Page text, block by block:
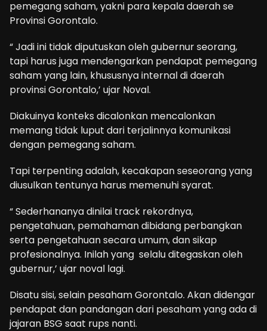
pemegang saham, yakni para kepala daerah se
Provinsi Gorontalo.
“ Jadi ini tidak diputuskan oleh gubernur seorang,
tapi harus juga mendengarkan pendapat pemegang
saham yang lain, khususnya internal di daerah
provinsi Gorontalo,’ ujar Noval.
Diakuinya konteks dicalonkan mencalonkan
memang tidak luput dari terjalinnya komunikasi
dengan pemegang saham.
Tapi terpenting adalah, kecakapan seseorang yang
diusulkan tentunya harus memenuhi syarat.
“ Sederhananya dinilai track rekordnya,
pengetahuan, pemahaman dibidang perbangkan
serta pengetahuan secara umum, dan sikap
profesionalnya. Inilah yang selalu ditegaskan oleh
gubernur,’ ujar noval lagi.
Disatu sisi, selain pesaham Gorontalo. Akan didengar
pendapat dan pandangan dari pesaham yang ada di
jajaran BSG saat rups nanti.